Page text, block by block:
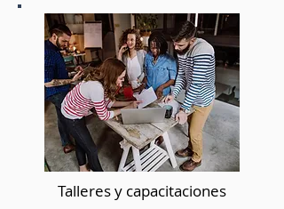
Talleres y capacitaciones